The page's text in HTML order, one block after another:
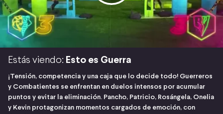
Estás viendo: Esto es Guerra
¡Tensión, competencia y una caja que lo decide todo! Guerreros
y Combatientes se enfrentan en duelos intensos por acumular
puntos y evitar la eliminación. Pancho, Patricio, Rosángela, Onelia
y Kevin protagonizan momentos cargados de emoción, con